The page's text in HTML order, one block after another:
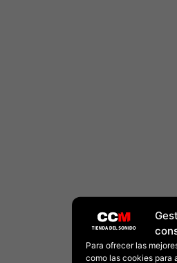
Para ofrecer las
como las cookies para